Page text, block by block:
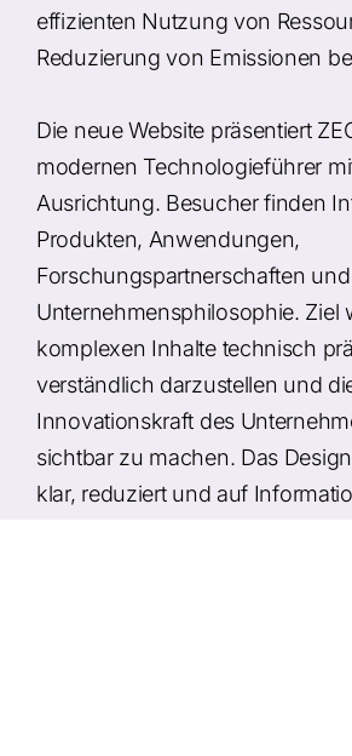
effizienten Nutzung von
Reduzierung von Emissionen
Die neue Website präsentiert
modernen Technologieführer
Ausrichtung. Besucher finden
Produkten, Anwendungen,
Forschungspartnerschaften
Unternehmensphilosophie. Ziel
komplexen Inhalte technisch
verständlich darzustellen und
Innovationskraft des
sichtbar zu machen. Das
klar, reduziert und auf